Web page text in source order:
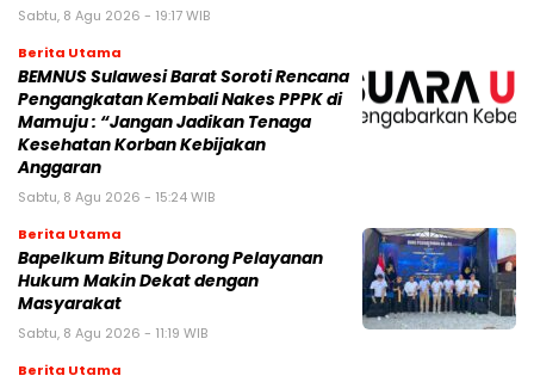
Sabtu, 8 Agu 2026 - 19:17 WIB
Berita Utama
BEMNUS Sulawesi Barat Soroti Rencana
Pengangkatan Kembali Nakes PPPK di
Mamuju : “Jangan Jadikan Tenaga
Kesehatan Korban Kebijakan
Anggaran
Sabtu, 8 Agu 2026 - 15:24 WIB
Berita Utama
Bapelkum Bitung Dorong Pelayanan
Hukum Makin Dekat dengan
Masyarakat
Sabtu, 8 Agu 2026 - 11:19 WIB
Berita Utama